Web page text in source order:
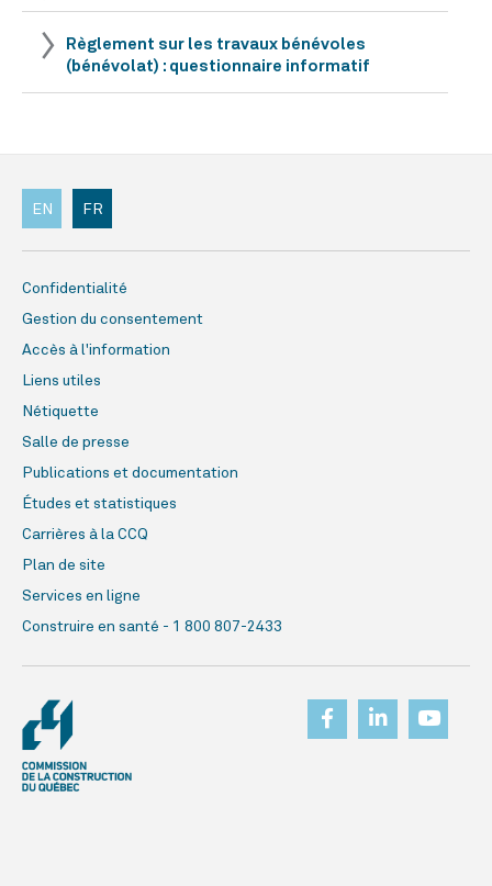
Règlement sur les travaux bénévoles
(bénévolat) : questionnaire informatif
Confidentialité
Gestion du consentement
Accès à l'information
Liens utiles
Nétiquette
Salle de presse
Publications et documentation
Études et statistiques
Carrières à la CCQ
Plan de site
Services en ligne
Construire en santé - 1 800 807-2433
EN FR